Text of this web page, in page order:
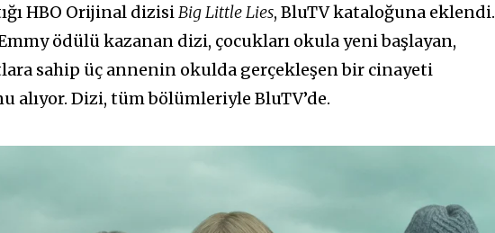
HBO Orijinal dizisiBig Little Lies, BluTV kataloğuna eklendi.
ödülü kazanan dizi, çocukları okula yeni başlayan,
sahip üç annenin okulda gerçekleşen bir cinayeti
alıyor. Dizi, tüm bölümleriyle BluTV’de.